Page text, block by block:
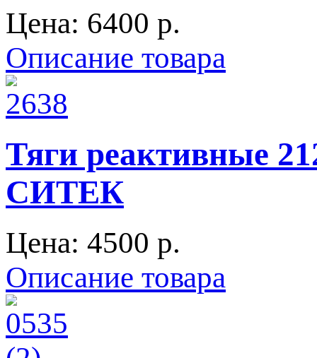
Цена: 6400 p.
Описание товара
Тяги реактивные
СИТЕК
Цена: 4500 p.
Описание товара